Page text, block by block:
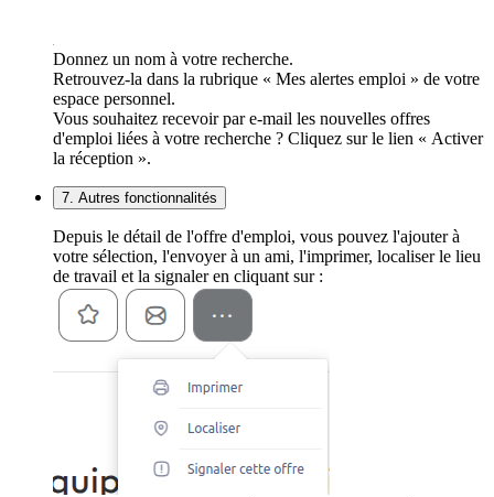
Donnez un nom à votre recherche.
Retrouvez-la dans la rubrique « Mes alertes emploi » de votre
espace personnel.
Vous souhaitez recevoir par e-mail les nouvelles offres
d'emploi liées à votre recherche ? Cliquez sur le lien « Activer
la réception ».
7. Autres fonctionnalités
Depuis le détail de l'offre d'emploi, vous pouvez l'ajouter à
votre sélection, l'envoyer à un ami, l'imprimer, localiser le lieu
de travail et la signaler en cliquant sur :